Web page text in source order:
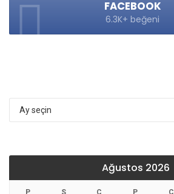
FACEBOOK
6.3K+ beğeni
Arşivler
Ağustos 2026
P S Ç P C